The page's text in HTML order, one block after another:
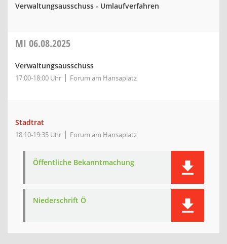
Verwaltungsausschuss - Umlaufverfahren
MI 06.08.2025
Verwaltungsausschuss
17:00-18:00 Uhr Forum am Hansaplatz
Stadtrat
18:10-19:35 Uhr Forum am Hansaplatz
Öffentliche Bekanntmachung
Niederschrift Ö